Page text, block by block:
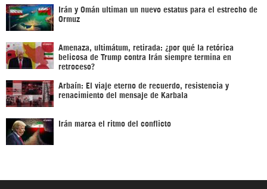
Irán y Omán ultiman un nuevo estatus para el estrecho de
Ormuz
Amenaza, ultimátum, retirada: ¿por qué la retórica
belicosa de Trump contra Irán siempre termina en
retroceso?
Arbaín: El viaje eterno de recuerdo, resistencia y
renacimiento del mensaje de Karbala
Irán marca el ritmo del conflicto